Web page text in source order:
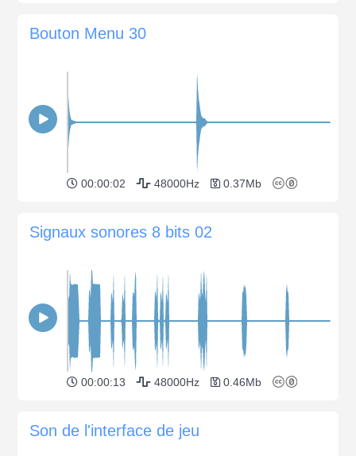
Bouton Menu 30
00:00:02 48000Hz 0.37Mb
Signaux sonores 8 bits 02
00:00:13 48000Hz 0.46Mb
Son de l'interface de jeu